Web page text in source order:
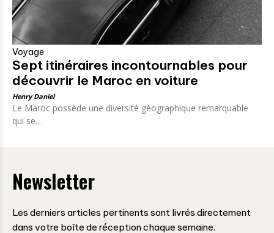
Voyage
Sept itinéraires incontournables pour
découvrir le Maroc en voiture
Henry Daniel
Le Maroc possède une diversité géographique remarquable
qui se...
Newsletter
Les derniers articles pertinents sont livrés directement
dans votre boîte de réception chaque semaine.